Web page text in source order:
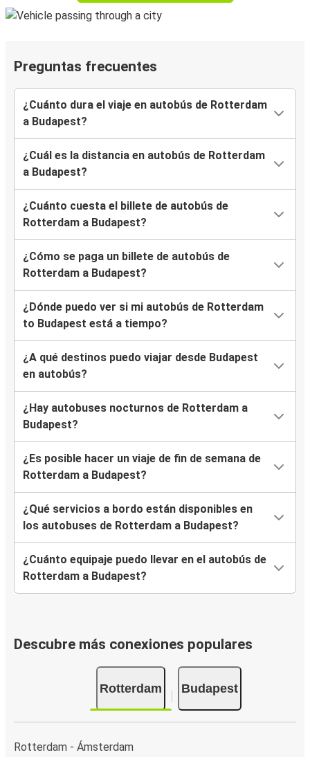
Preguntas frecuentes
¿Cuánto dura el viaje en autobús de Rotterdam
a Budapest?
¿Cuál es la distancia en autobús de Rotterdam
a Budapest?
¿Cuánto cuesta el billete de autobús de
Rotterdam a Budapest?
¿Cómo se paga un billete de autobús de
Rotterdam a Budapest?
¿Dónde puedo ver si mi autobús de Rotterdam
to Budapest está a tiempo?
¿A qué destinos puedo viajar desde Budapest
en autobús?
¿Hay autobuses nocturnos de Rotterdam a
Budapest?
¿Es posible hacer un viaje de fin de semana de
Rotterdam a Budapest?
¿Qué servicios a bordo están disponibles en
los autobuses de Rotterdam a Budapest?
¿Cuánto equipaje puedo llevar en el autobús de
Rotterdam a Budapest?
Descubre más conexiones populares
Rotterdam Budapest
Rotterdam - Ámsterdam